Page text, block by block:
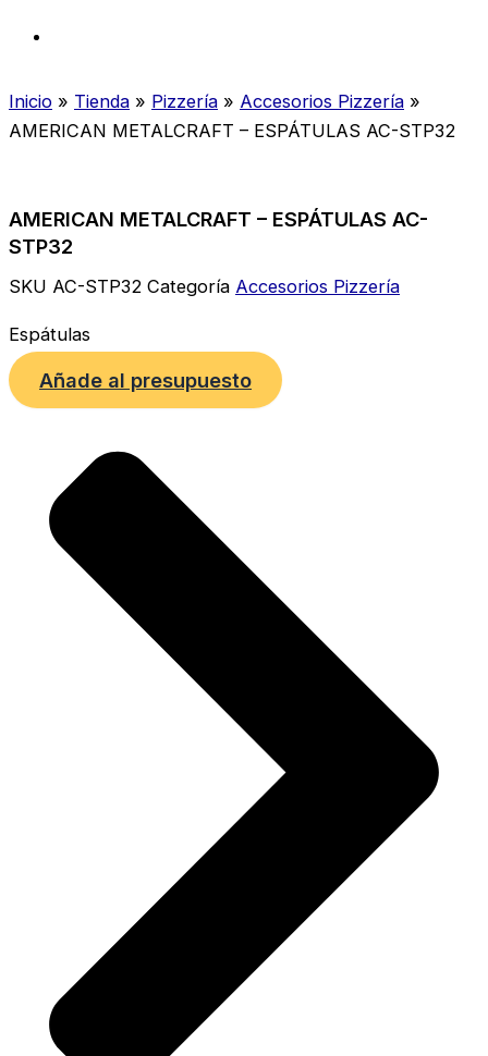
Inicio » Tienda » Pizzería » Accesorios Pizzería »
AMERICAN METALCRAFT – ESPÁTULAS AC-STP32
AMERICAN METALCRAFT – ESPÁTULAS AC-
STP32
SKU AC-STP32 Categoría Accesorios Pizzería
Espátulas
Añade al presupuesto